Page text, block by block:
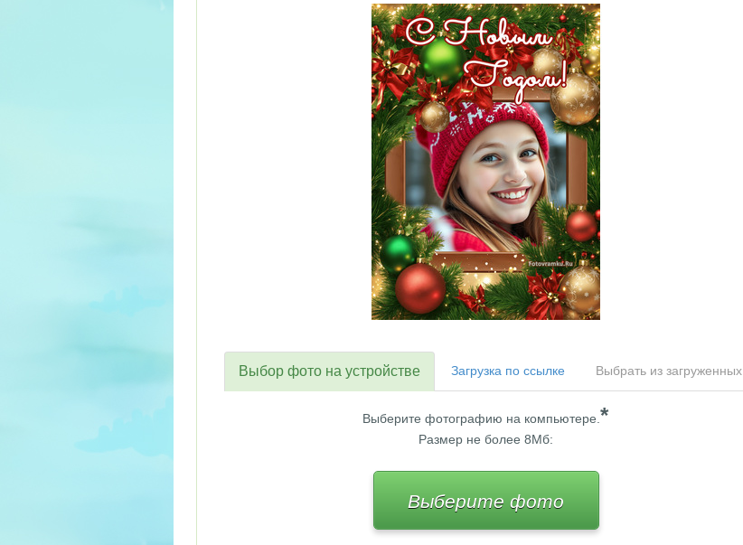
Выбор фото на устройстве Загрузка по ссылке Выбрать из загруженных
Выберите фотографию на компьютере. *
Размер не более 8Мб:
Выберите фото